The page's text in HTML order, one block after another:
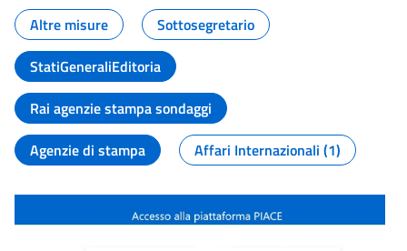
Altre misure
Sottosegretario
StatiGeneraliEditoria
Rai agenzie stampa sondaggi
Agenzie di stampa
Affari Internazionali (1)